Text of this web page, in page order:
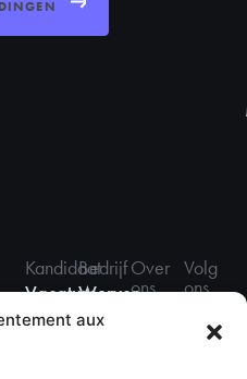
aux
Kandidaat
Vacatures
Ondersteuning
Bedrijf
Werven
met
Over
ons
en waarden
Volg
ons